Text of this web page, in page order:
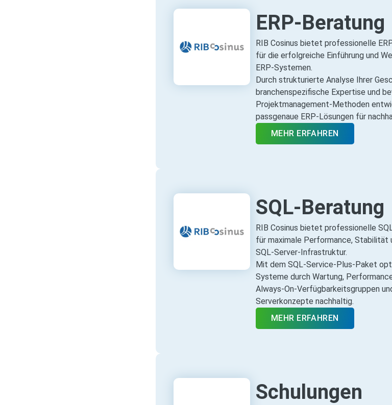
ERP-Beratung
RIB Cosinus bietet professionelle
für die erfolgreiche Einführung und
ERP‑Systemen.
Durch strukturierte Analyse Ihrer
branchenspezifische Expertise und
Projektmanagement‑Methoden
passgenaue ERP‑Lösungen für
MEHR ERFAHREN
SQL-Beratung
RIB Cosinus bietet professionelle
für maximale Performance, Stabilität
SQL‑Server‑Infrastruktur.
Mit dem SQL‑Service‑Plus‑Paket
Systeme durch Wartung,
Always‑On‑Verfügbarkeitsgruppen
Serverkonzepte nachhaltig.
MEHR ERFAHREN
Schulungen